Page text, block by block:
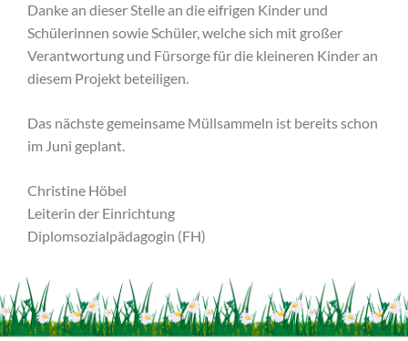
Danke an dieser Stelle an die eifrigen Kinder und
Schülerinnen sowie Schüler, welche sich mit großer
Verantwortung und Fürsorge für die kleineren Kinder an
diesem Projekt beteiligen.
Das nächste gemeinsame Müllsammeln ist bereits schon
im Juni geplant.
Christine Höbel
Leiterin der Einrichtung
Diplomsozialpädagogin (FH)